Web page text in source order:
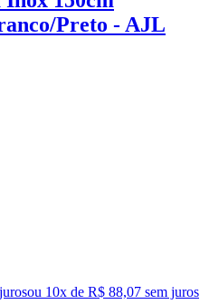
Preto - AJL
ou 10x de R$ 88,07 sem juros